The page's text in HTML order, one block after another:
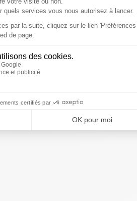
attendre le résultat de#AFSNZL
compétition.